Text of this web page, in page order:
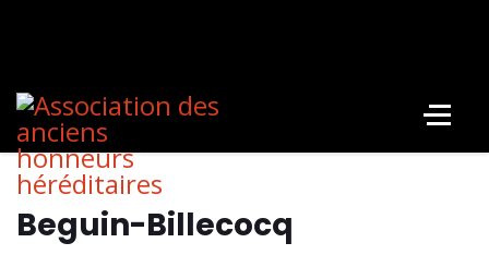
Beguin-Billecocq